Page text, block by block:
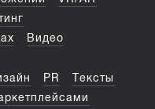
Видео
PR
Тексты